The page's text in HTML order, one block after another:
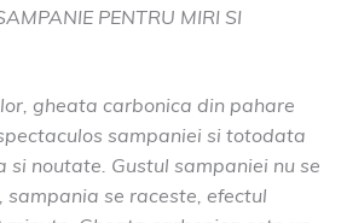
PENTRU MIRI SI
gheata carbonica din pahare
sampaniei si totodata
si noutate. Gustul sampaniei nu se
se raceste, efectul